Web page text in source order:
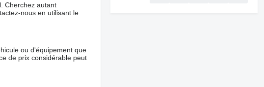
Cherchez autant
nous en utilisant le
ou d'équipement que
de prix considérable peut